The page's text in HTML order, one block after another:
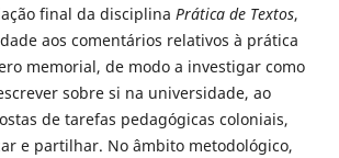
final da disciplina Prática de Textos,
aos comentários relativos à prática
memorial, de modo a investigar como
sobre si na universidade, ao
de tarefas pedagógicas coloniais,
e partilhar. No âmbito metodológico,